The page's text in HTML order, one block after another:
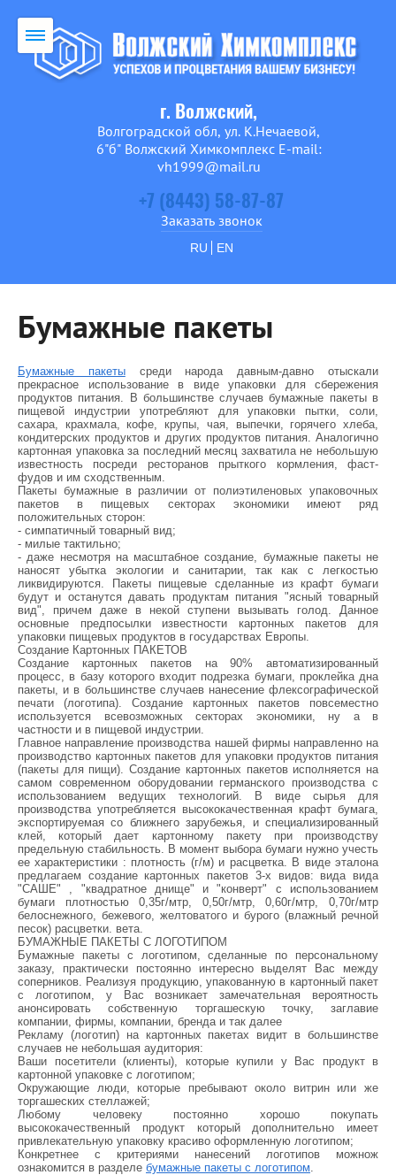
г. Волжский,
Волгоградской обл, ул. К.Нечаевой,
6"б" Волжский Химкомплекс E-mail:
vh1999@mail.ru
+7 (8443) 58-87-87
Заказать звонок
RU EN
Бумажные пакеты
Бумажные пакетысреди народа давным-давно отыскали
прекрасное использование в виде упаковки для сбережения
продуктов питания. В большинстве случаев бумажные пакеты в
пищевой индустрии употребляют для упаковки пытки, соли,
сахара, крахмала, кофе, крупы, чая, выпечки, горячего хлеба,
кондитерских продуктов и других продуктов питания. Аналогично
картонная упаковка за последний месяц захватила не небольшую
известность посреди ресторанов прыткого кормления, фаст-
фудов и им сходственным.
Пакеты бумажные в различии от полиэтиленовых упаковочных
пакетов в пищевых секторах экономики имеют ряд
положительных сторон:
- симпатичный товарный вид;
- милые тактильно;
- даже несмотря на масштабное создание, бумажные пакеты не
наносят убытка экологии и санитарии, так как с легкостью
ликвидируются. Пакеты пищевые сделанные из крафт бумаги
будут и останутся давать продуктам питания "ясный товарный
вид", причем даже в некой ступени вызывать голод. Данное
основные предпосылки известности картонных пакетов для
упаковки пищевых продуктов в государствах Европы.
Создание Картонных ПАКЕТОВ
Создание картонных пакетов на 90% автоматизированный
процесс, в базу которого входит подрезка бумаги, проклейка дна
пакеты, и в большинстве случаев нанесение флексографической
печати (логотипа). Создание картонных пакетов повсеместно
используется всевозможных секторах экономики, ну а в
частности и в пищевой индустрии.
Главное направление производства нашей фирмы направленно на
производство картонных пакетов для упаковки продуктов питания
(пакеты для пищи). Создание картонных пакетов исполняется на
самом современном оборудовании германского производства с
использованием ведущих технологий. В виде сырья для
производства употребляется высококачественная крафт бумага,
экспортируемая со ближнего зарубежья, и специализированный
клей, который дает картонному пакету при производству
предельную стабильность. В момент выбора бумаги нужно учесть
ее характеристики : плотность (г/м) и расцветка. В виде эталона
предлагаем создание картонных пакетов 3-х видов: вида вида
"САШЕ" , "квадратное днище" и "конверт" с использованием
бумаги плотностью 0,35г/мтр, 0,50г/мтр, 0,60г/мтр, 0,70г/мтр
белоснежного, бежевого, желтоватого и бурого (влажный речной
песок) расцветки. вета.
БУМАЖНЫЕ ПАКЕТЫ С ЛОГОТИПОМ
Бумажные пакеты с логотипом, сделанные по персональному
заказу, практически постоянно интересно выделят Вас между
соперников. Реализуя продукцию, упакованную в картонный пакет
с логотипом, у Вас возникает замечательная вероятность
анонсировать собственную торгашескую точку, заглавие
компании, фирмы, компании, бренда и так далее
Рекламу (логотип) на картонных пакетах видит в большинстве
случаев не небольшая аудитория:
Ваши посетители (клиенты), которые купили у Вас продукт в
картонной упаковке с логотипом;
Окружающие люди, которые пребывают около витрин или же
торгашеских стеллажей;
Любому человеку постоянно хорошо покупать
высококачественный продукт который дополнительно имеет
привлекательную упаковку красиво оформленную логотипом;
Конкретнее с критериями нанесений логотипов можнож
ознакомится в разделе бумажные пакеты с логотипом.